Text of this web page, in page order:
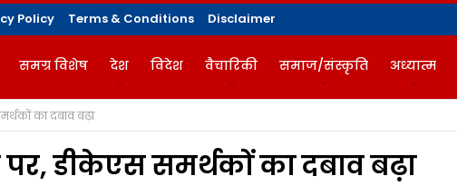
Policy Terms & Conditions Disclaimer
समग्र विशेष देश विदेश वैचारिकी समाज/संस्कृति अध्यात्म
मैगज़ीन
का दबाव बढ़ा
डीकेएस समर्थकों का दबाव बढ़ा